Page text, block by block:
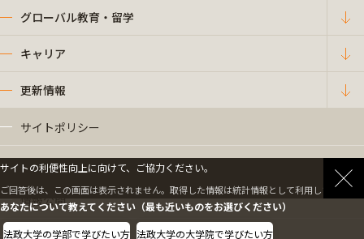
グローバル教育・留学
キャリア
更新情報
サイトポリシー
プライバシーポリシー
情報公開
サイトの利便性向上に向けて、ご協力ください。
ご回答後は、この画面は表示されません。取得した情報は統計情報として利用します。
あなたについて教えてください（最も近いものをお選びください）
法政大学の学部で学びたい方 法政大学の大学院で学びたい方